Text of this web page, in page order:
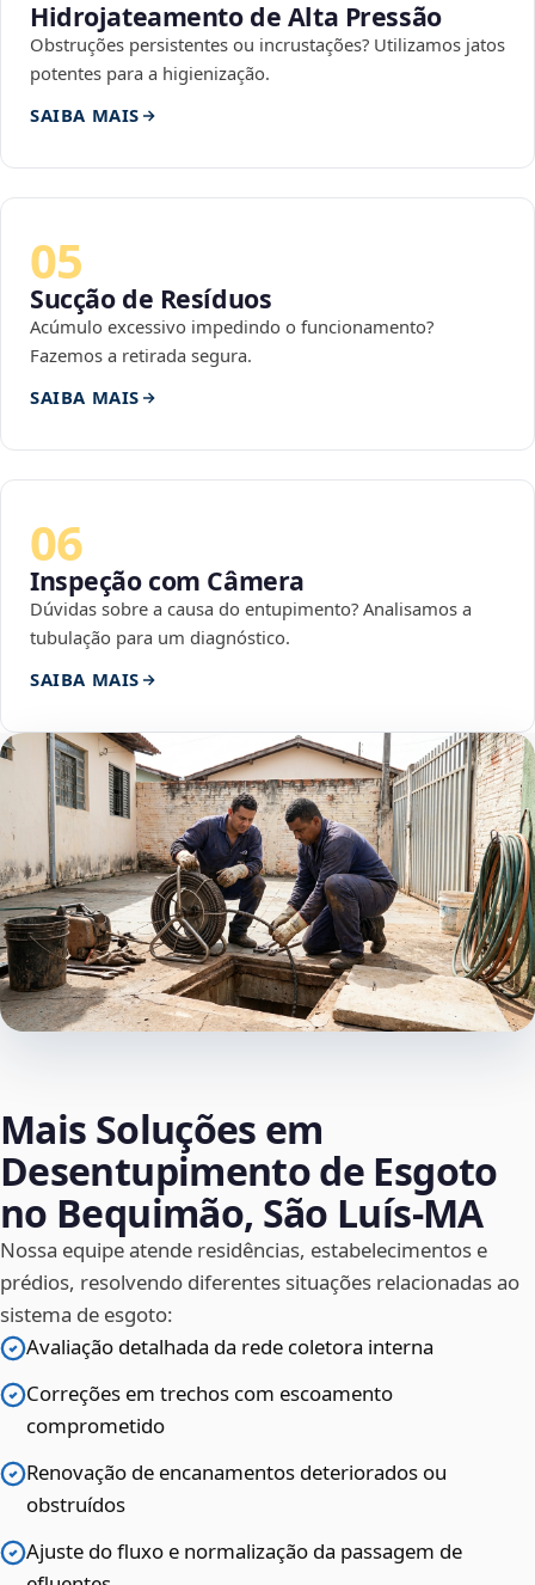
Hidrojateamento de Alta Pressão
Obstruções persistentes ou incrustações? Utilizamos jatos
potentes para a higienização.
SAIBA MAIS
05
Sucção de Resíduos
Acúmulo excessivo impedindo o funcionamento?
Fazemos a retirada segura.
SAIBA MAIS
06
Inspeção com Câmera
Dúvidas sobre a causa do entupimento? Analisamos a
tubulação para um diagnóstico.
SAIBA MAIS
Mais Soluções em
Desentupimento de Esgoto
no Bequimão, São Luís‑MA
Nossa equipe atende residências, estabelecimentos e
prédios, resolvendo diferentes situações relacionadas ao
sistema de esgoto:
Avaliação detalhada da rede coletora interna
Correções em trechos com escoamento
comprometido
Renovação de encanamentos deteriorados ou
obstruídos
Ajuste do fluxo e normalização da passagem de